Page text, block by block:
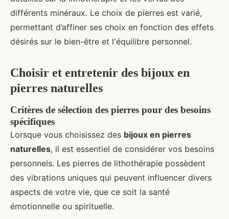
différents minéraux. Le choix de pierres est varié,
permettant d’affiner ses choix en fonction des effets
désirés sur le bien-être et l'équilibre personnel.
Choisir et entretenir des bijoux en
pierres naturelles
Critères de sélection des pierres pour des besoins
spécifiques
Lorsque vous choisissez des bijoux en pierres
naturelles, il est essentiel de considérer vos besoins
personnels. Les pierres de lithothérapie possèdent
des vibrations uniques qui peuvent influencer divers
aspects de votre vie, que ce soit la santé
émotionnelle ou spirituelle.